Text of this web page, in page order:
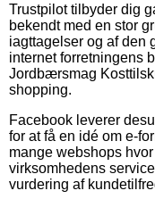
Trustpilot tilbyder dig
bekendt med en stor
iagttagelser og af den
internet forretningens
Jordbærsmag
shopping.
Facebook leverer
for at få en idé om e-
mange webshops
virksomhedens
vurdering af